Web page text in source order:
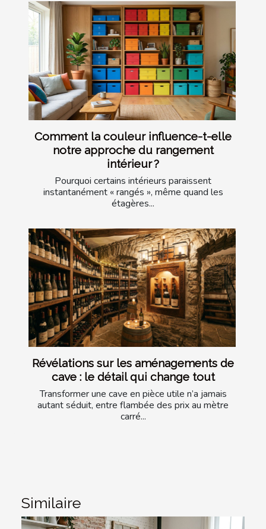
Comment la couleur influence-t-elle
notre approche du rangement
intérieur ?
Pourquoi certains intérieurs paraissent
instantanément « rangés », même quand les
étagères...
Révélations sur les aménagements de
cave : le détail qui change tout
Transformer une cave en pièce utile n’a jamais
autant séduit, entre flambée des prix au mètre
carré...
Similaire